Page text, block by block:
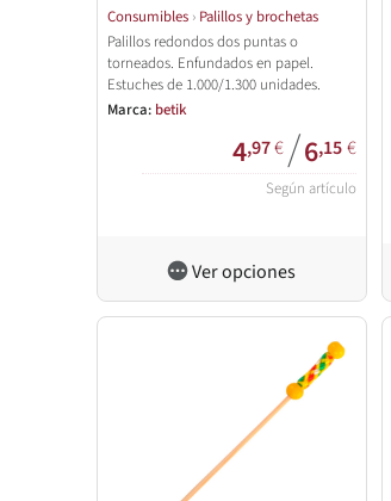
Consumibles › Palillos y brochetas
Palillos redondos dos puntas o
torneados. Enfundados en papel.
Estuches de 1.000/1.300 unidades.
Marca: betik
4,97€/6,15€
Según artículo
Ver opciones